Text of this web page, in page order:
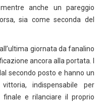
anche un pareggio
sia come seconda del
giornata da fanalino
ancora alla portata. I
secondo posto e hanno un
indispensabile per
e rilanciare il proprio